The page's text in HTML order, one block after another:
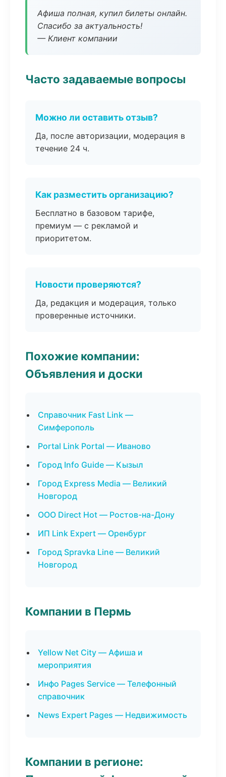
Афиша полная, купил билеты онлайн.
Спасибо за актуальность!
— Клиент компании
Часто задаваемые вопросы
Можно ли оставить отзыв?
Да, после авторизации, модерация в
течение 24 ч.
Как разместить организацию?
Бесплатно в базовом тарифе,
премиум — с рекламой и
приоритетом.
Новости проверяются?
Да, редакция и модерация, только
проверенные источники.
Похожие компании:
Объявления и доски
Справочник Fast Link —
Симферополь
Portal Link Portal — Иваново
Город Info Guide — Кызыл
Город Express Media — Великий
Новгород
ООО Direct Hot — Ростов-на-Дону
ИП Link Expert — Оренбург
Город Spravka Line — Великий
Новгород
Компании в Пермь
Yellow Net City — Афиша и
мероприятия
Инфо Pages Service — Телефонный
справочник
News Expert Pages — Недвижимость
Компании в регионе: